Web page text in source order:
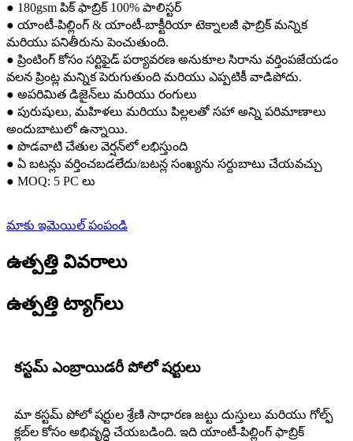
● 180gsm పిక్ ఫాబ్రిక్ 100% పాలిస్టర్
● యాంటీ-పిల్లింగ్ & యాంటీ-బాక్టీరియా టెక్నాలజీ ఫాబ్రిక్ మన్నిక
మరియు పనితీరును పెంచుతుంది.
● ప్రింటింగ్ కోసం సర్టిఫైడ్ పర్యావరణ అనుకూల సిరాను వర్తింపజేయడం
వలన ప్రింట్ల మన్నిక పెరుగుతుంది మరియు ఎప్పటికీ వాడిపోదు.
● అపరిమిత డిజైన్‌లు మరియు రంగులు
● పురుషులు, మహిళలు మరియు పిల్లలతో సహా అన్ని పరిమాణాలు
అందుబాటులో ఉన్నాయి.
● పొడవాటి చేతుల వెర్షన్‌లో లభిస్తుంది
● ఏ బటన్లు వర్తించబడలేదు/బటన్ల సంఖ్యను సర్దుబాటు చేయవచ్చు
● MOQ: 5 PC లు
మాకు ఇమెయిల్ పంపండి
ఉత్పత్తి వివరాలు
ఉత్పత్తి ట్యాగ్‌లు
కస్టమ్ ఎంబ్రాయిడరీ పోలో షర్టులు
మా కస్టమ్ పోలో షర్టుల శ్రేణి సాధారణ జట్టు దుస్తులు మరియు గోల్ఫ్
క్లబ్‌ల కోసం అభివృద్ధి చేయబడింది. ఇది యాంటీ-పిల్లింగ్ ఫాబ్రిక్